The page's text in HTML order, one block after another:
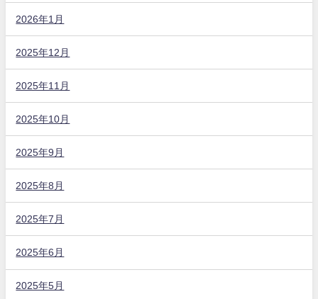
2026年1月
2025年12月
2025年11月
2025年10月
2025年9月
2025年8月
2025年7月
2025年6月
2025年5月